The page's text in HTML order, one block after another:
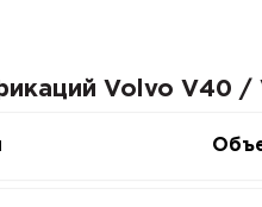
Volvo V40 /